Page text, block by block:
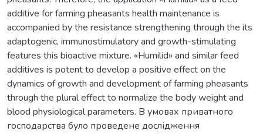
additive for farming pheasants health maintenance is
accompanied by the resistance strengthening through the its
adaptogenic, immunostimulatory and growth-stimulating
features this bioactive mixture. «Humilid» and similar feed
additives is potent to develop a positive effect on the
dynamics of growth and development of farming pheasants
through the plural effect to normalize the body weight and
blood physiological parameters. В умовах приватного
господарства було проведене дослідження